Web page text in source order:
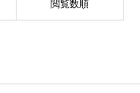
閲覧数順